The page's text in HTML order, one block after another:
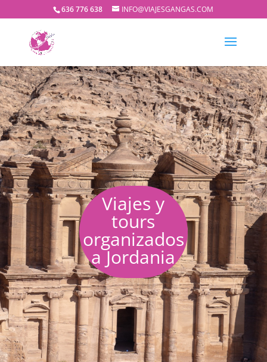
636 776 638 INFO@VIAJESGANGAS.COM
Viajes y
tours
organizados
a Jordania